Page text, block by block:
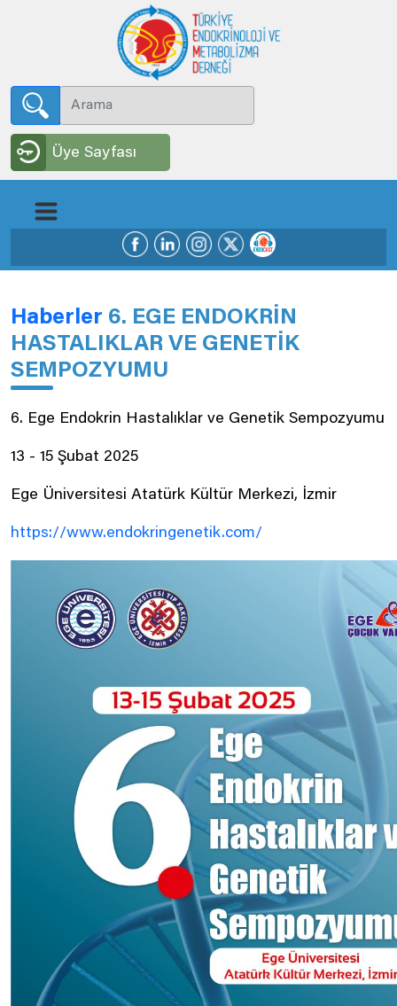
Üye Sayfası
Haberler 6. EGE ENDOKRİN
HASTALIKLAR VE GENETİK
SEMPOZYUMU
6. Ege Endokrin Hastalıklar ve Genetik Sempozyumu
13 - 15 Şubat 2025
Ege Üniversitesi Atatürk Kültür Merkezi, İzmir
https://www.endokringenetik.com/